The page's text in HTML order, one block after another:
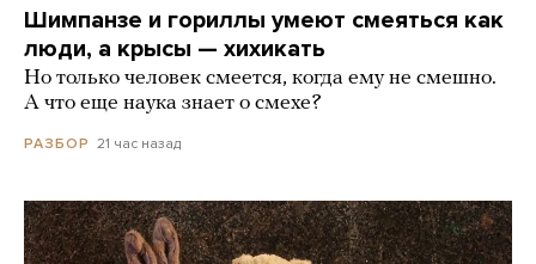
Шимпанзе и гориллы умеют смеяться как
люди, а крысы — хихикать
Но только человек смеется, когда ему не смешно.
А что еще наука знает о смехе?
РАЗБОР 21 час назад